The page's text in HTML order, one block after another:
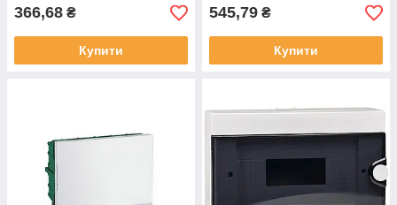
366,68 ₴
Купити
545,79 ₴
Купити